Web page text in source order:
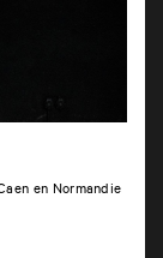
en Normandie